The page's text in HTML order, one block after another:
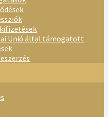
kifizetések
Unió által támogatott